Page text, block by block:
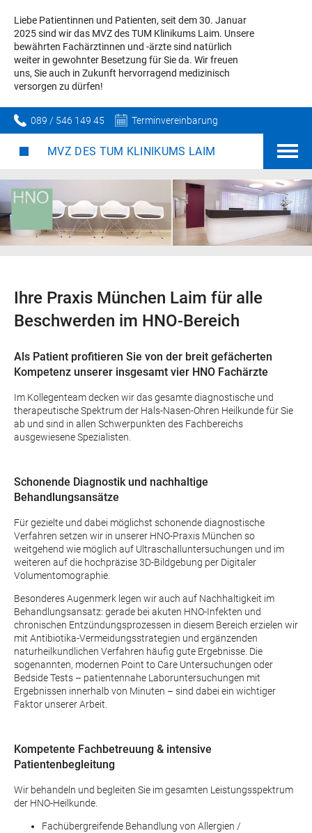
Liebe Patientinnen und Patienten, seit dem 30. Januar
2025 sind wir das MVZ des TUM Klinikums Laim. Unsere
bewährten Fachärztinnen und -ärzte sind natürlich
weiter in gewohnter Besetzung für Sie da. Wir freuen
uns, Sie auch in Zukunft hervorragend medizinisch
versorgen zu dürfen!
089 / 546 149 45 Terminvereinbarung
MVZ DES TUM KLINIKUMS LAIM
Ihre Praxis München Laim für alle
Beschwerden im HNO-Bereich
Als Patient profitieren Sie von der breit gefächerten
Kompetenz unserer insgesamt vier HNO Fachärzte
Im Kollegenteam decken wir das gesamte diagnostische und
therapeutische Spektrum der Hals-Nasen-Ohren Heilkunde für Sie
ab und sind in allen Schwerpunkten des Fachbereichs
ausgewiesene Spezialisten.
Schonende Diagnostik und nachhaltige
Behandlungsansätze
Für gezielte und dabei möglichst schonende diagnostische
Verfahren setzen wir in unserer HNO-Praxis München so
weitgehend wie möglich auf Ultraschalluntersuchungen und im
weiteren auf die hochpräzise 3D-Bildgebung per Digitaler
Volumentomographie.
Besonderes Augenmerk legen wir auch auf Nachhaltigkeit im
Behandlungsansatz: gerade bei akuten HNO-Infekten und
chronischen Entzündungsprozessen in diesem Bereich erzielen wir
mit Antibiotika-Vermeidungsstrategien und ergänzenden
naturheilkundlichen Verfahren häufig gute Ergebnisse. Die
sogenannten, modernen Point to Care Untersuchungen oder
Bedside Tests – patientennahe Laboruntersuchungen mit
Ergebnissen innerhalb von Minuten – sind dabei ein wichtiger
Faktor unserer Arbeit.
Kompetente Fachbetreuung & intensive
Patientenbegleitung
Wir behandeln und begleiten Sie im gesamten Leistungsspektrum
der HNO-Heilkunde.
Fachübergreifende Behandlung von Allergien /